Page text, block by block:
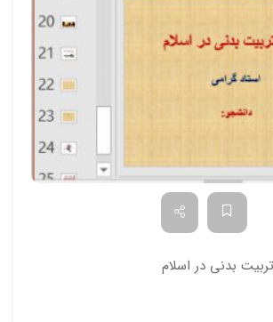
بدنی در اسلام